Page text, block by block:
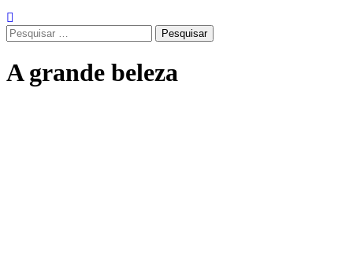
Pesquisar
por:
A grande beleza